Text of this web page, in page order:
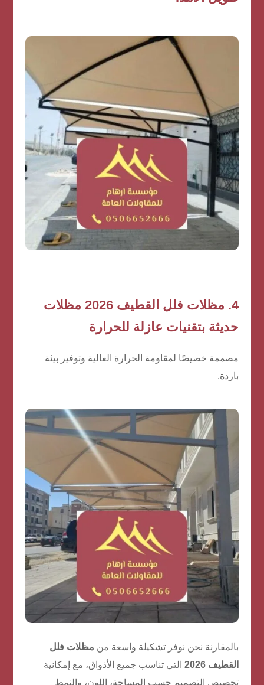
4. مظلات فلل القطيف 2026 مظلات
حديثة بتقنيات عازلة للحرارة
مصممة خصيصًا لمقاومة الحرارة العالية وتوفير بيئة
باردة.
بالمقارنة نحن نوفر تشكيلة واسعة من مظلات فلل
القطيف 2026
التي تناسب جميع الأذواق، مع إمكانية
تخصيص التصميم حسب المساحة، اللون، والنمط